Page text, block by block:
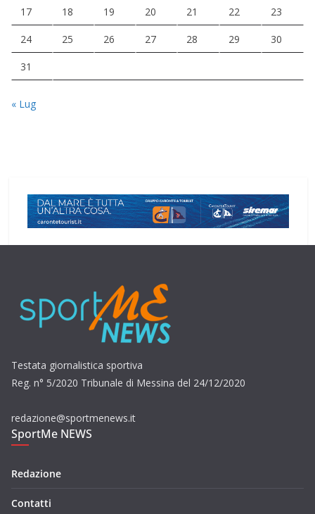
17 18 19 20 21 22 23
24 25 26 27 28 29 30
31
« Lug
Testata giornalistica sportiva
Reg. n° 5/2020 Tribunale di Messina del 24/12/2020
redazione@sportmenews.it
SportMe NEWS
Redazione
Contatti